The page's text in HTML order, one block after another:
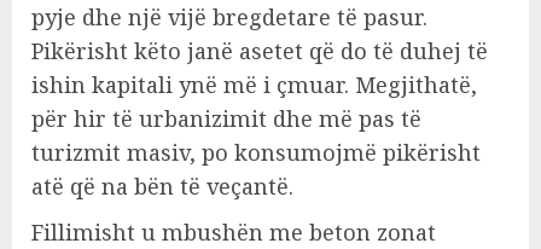
pyje dhe një vijë bregdetare të pasur.
Pikërisht këto janë asetet që do të duhej të
ishin kapitali ynë më i çmuar. Megjithatë,
për hir të urbanizimit dhe më pas të
turizmit masiv, po konsumojmë pikërisht
atë që na bën të veçantë.
Fillimisht u mbushën me beton zonat